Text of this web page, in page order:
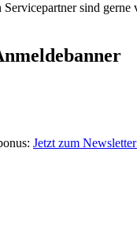
Servicepartner sind
Jetzt zum